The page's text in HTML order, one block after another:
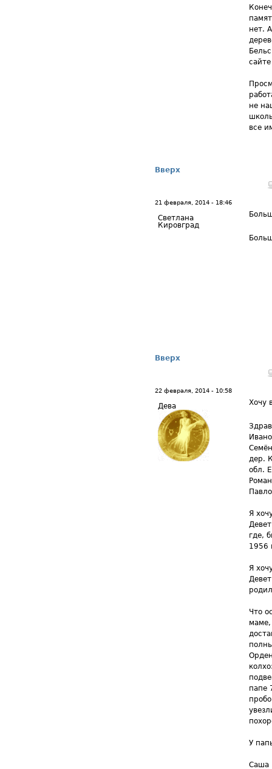
нет.
не
все
Вверх
21 февраля, 2014 - 18:46
Светлана
Кировград
Вверх
22 февраля, 2014 - 10:58
Дева Хочу
дер.
обл.
Я
где,
1956
Я
Что
папе
У
Саша